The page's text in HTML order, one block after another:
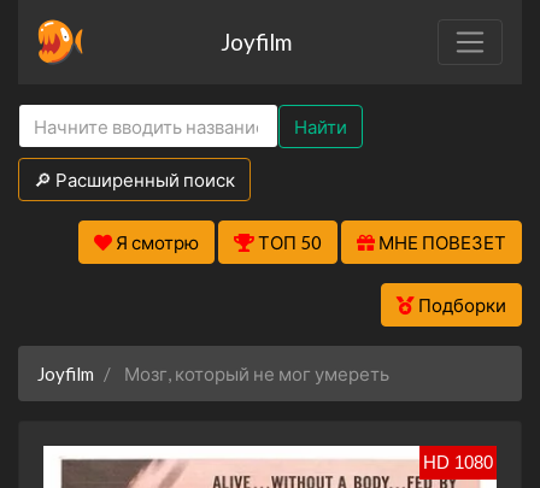
Joyfilm
Найти
🔎 Расширенный поиск
Я смотрю ТОП 50 МНЕ ПОВЕЗЕТ
Подборки
Joyfilm Мозг, который не мог умереть
HD 1080